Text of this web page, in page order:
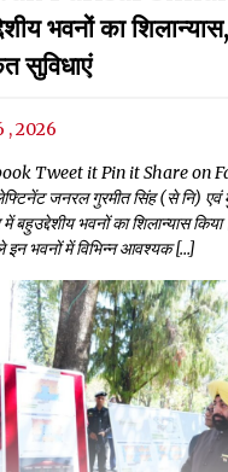
भवनों का
सुविधाएं
, 2026
Tweet it Pin it Share on
जनरल गुरमीत सिंह (से नि) एवं
बहुउद्देशीय भवनों का शिलान्यास
इन भवनों में विभिन्न आवश्यक […]